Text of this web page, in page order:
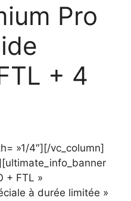
Pro
+ 4
»1/4″][/vc_column]
+ FTL »
à durée limitée »